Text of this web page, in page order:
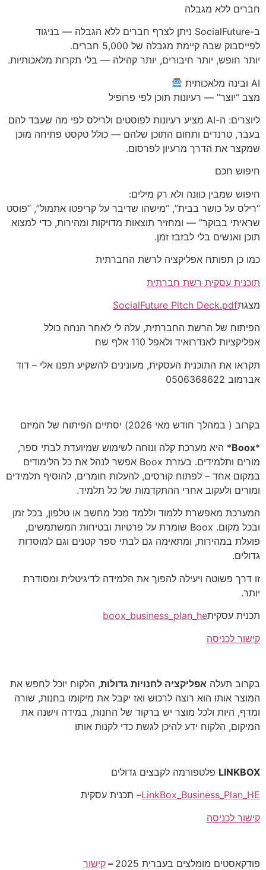
חברים ללא מגבלה
ב-SocialFuture ניתן לצרף חברים ללא הגבלה — בניגוד
לפייסבוק שבה קיימת מגבלה של 5,000 חברים.
יותר חופש, יותר חיבורים, יותר קהילה — בלי תקרות מלאכותיות.
AI ובינה מלאכותית
מצב “יוצר” — רעיונות תוכן לפי פרופיל
ליוצרים: ה-AI מציע רעיונות לפוסטים ולרילס לפי מה שעבד להם
בעבר, טרנדים ותחום התוכן שלהם — כולל טקסט פתיחה מוכן
שמקצר את הדרך מרעיון לפרסום.
חיפוש חכם
חיפוש שמבין כוונה ולא רק מילים:
“רילס על כושר בבית”, “מישהו שדיבר על קריפטו אתמול”, “פוסט
שראיתי בבוקר” — ומחזיר תוצאות מדויקות ומהירות, כדי למצוא
תוכן ואנשים בלי לבזבז זמן.
כמו כן תפותח אפליקציה לרשת החברתית
תוכנית עסקית רשת חברתית
מצגתSocialFuture Pitch Deck.pdf
הפיתוח של הרשת החברתית, עלה לי לאחר הנחה כולל
אפליקציות לאנדרואיד ולאפל 110 אלף שח
תקראו את התוכנית העסקית, מעונינים להשקיע תפנו אלי – דוד
אברמוב 0506368622
בקרוב ( במהלך חודש מאי 2026) יסתיים הפיתוח של המיזם
*
Boox* היא מערכת קלה ונוחה לשימוש שמיועדת לבתי ספר,
מורים ותלמידים. בעזרת Boox אפשר לנהל את כל הלימודים
במקום אחד – לפתוח קורסים, להעלות חומרים, להוסיף תלמידים
ומורים ולעקוב אחרי ההתקדמות של כל תלמיד.
המערכת מאפשרת ללמוד וללמד מכל מחשב או טלפון, בכל זמן
ובכל מקום. Boox שומרת על פרטיות ובטיחות המשתמשים,
פועלת במהירות, ומתאימה גם לבתי ספר קטנים וגם למוסדות
גדולים.
זו דרך פשוטה ויעילה להפוך את הלמידה לדיגיטלית ומסודרת
יותר.
תכנית עסקיתboox_business_plan_he
קישור לכניסה
בקרוב תעלה אפליקציה לחנויות גדולות, הלקוח יוכל לחפש את
המוצר אותו הוא רוצה לרכוש ואז יקבל את מיקומו בחנות, שורה
ומדף, היות ולכל מוצר יש ברקוד של החנות, במידה וישנה את
המיקום, הלקוח ידע להיכן לגשת כדי לקנות אותו
LINKBOX פלטפורמה לקבצים גדולים
LinkBox_Business_Plan_HE– תכנית עסקית
קישור לכניסה
פודקאסטים מומלצים בעברית 2025 – קישור